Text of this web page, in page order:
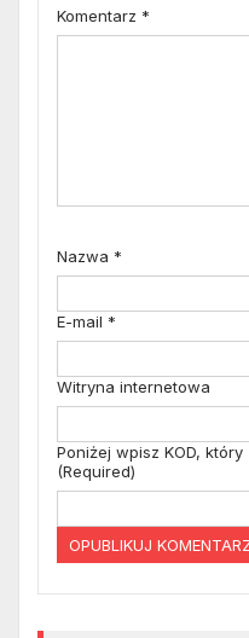
Komentarz *
Nazwa *
E-mail *
Witryna internetowa
Poniżej wpisz KOD,
(Required)